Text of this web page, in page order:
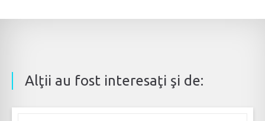
Alţii au fost interesaţi şi de: